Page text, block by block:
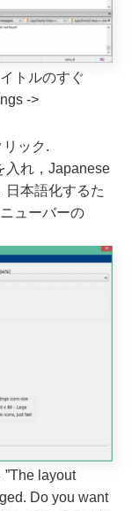
トルのすぐ
->
リック.
入れ，Japanese
日本語化するた
ューバーの
layout
Do you want